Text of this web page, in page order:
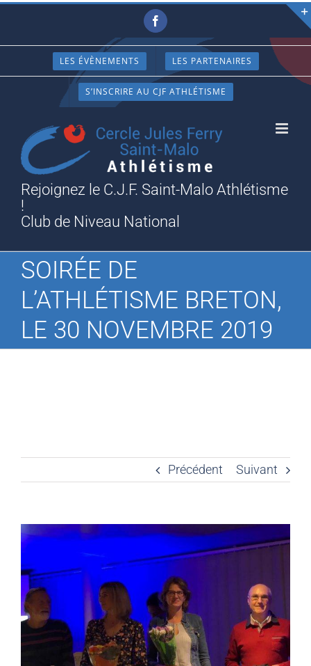
Passer
contenu
Facebook
LES ÉVÈNEMENTS LES PARTENAIRES
S’INSCRIRE AU CJF ATHLÉTISME
Rejoignez le C.J.F. Saint-Malo Athlétisme
!
Club de Niveau National
SOIRÉE DE
L’ATHLÉTISME BRETON,
LE 30 NOVEMBRE 2019
Précédent Suivant